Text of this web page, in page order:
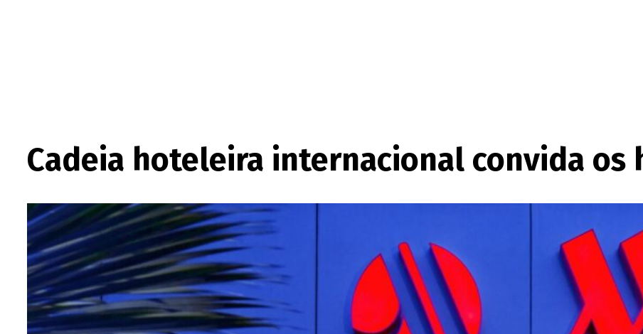
Cadeia hoteleira internacional convida